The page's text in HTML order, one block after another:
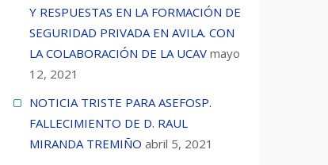
Y RESPUESTAS EN LA FORMACIÓN DE
SEGURIDAD PRIVADA EN AVILA. CON
LA COLABORACIÓN DE LA UCAV mayo
12, 2021
NOTICIA TRISTE PARA ASEFOSP.
FALLECIMIENTO DE D. RAUL
MIRANDA TREMIÑO abril 5, 2021